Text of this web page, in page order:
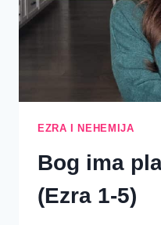
EZRA I NEHEMIJA
Bog ima
(Ezra 1-5)